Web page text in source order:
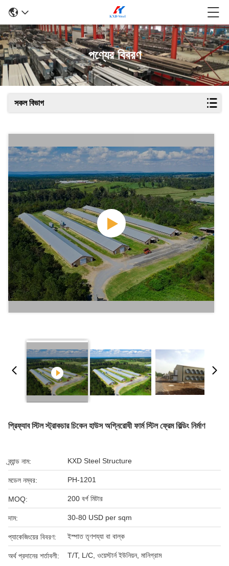
পণ্যের বিবরণ
সকল বিভাগ
প্রিফ্যাব স্টিল স্ট্রাকচার চিকেন হাউস অগ্নিরোধী ফার্ম স্টিল ফ্রেম বিল্ডিং নির্মাণ
ব্র্যান্ড নাম: KXD Steel Structure
মডেল নম্বর: PH-1201
MOQ: 200 বর্গ মিটার
দাম: 30-80 USD per sqm
প্যাকেজিংয়ের বিবরণ: ইস্পাত তৃণশয্যা বা বাল্ক
অর্থ প্রদানের শর্তাবলী: T/T, L/C, ওয়েস্টার্ন ইউনিয়ন, মানিগ্রাম